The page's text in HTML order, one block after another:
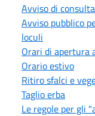
Avviso di
Avviso pubblico
loculi
Orari di apertura
Orario estivo
Ritiro sfalci e
Taglio erba
Le regole per gli